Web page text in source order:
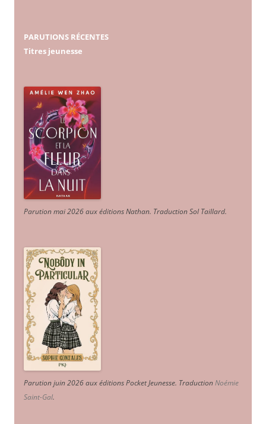
PARUTIONS RÉCENTES
Titres jeunesse
Parution mai 2026 aux éditions Nathan. Traduction Sol Taillard.
Parution juin 2026 aux éditions Pocket Jeunesse. TraductionNoémie
Saint-Gal.